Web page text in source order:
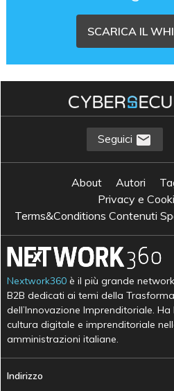
SCARICA IL
Seguici
About Autori
Privacy e
Terms&Conditions Contenuti
Nextwork360 è il più grande
B2B dedicati ai temi della
dell’Innovazione Imprenditoriale.
cultura digitale e imprenditoriale
amministrazioni italiane.
Indirizzo